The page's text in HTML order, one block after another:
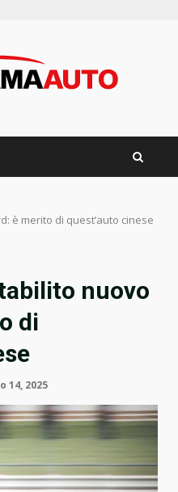
è merito di quest’auto cinese
nuovo
di
14, 2025